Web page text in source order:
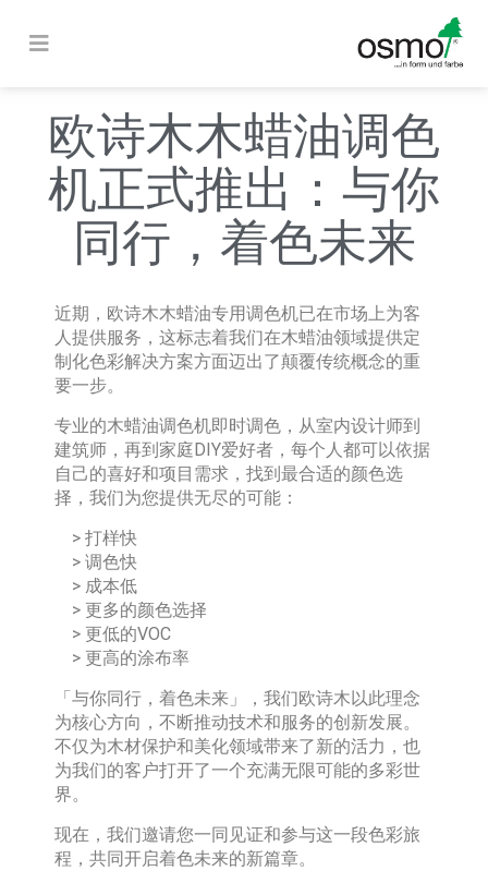
欧诗木木蜡油调色
机正式推出：与你
同行，着色未来
近期，欧诗木木蜡油专用调色机已在市场上为客
人提供服务，这标志着我们在木蜡油领域提供定
制化色彩解决方案方面迈出了颠覆传统概念的重
要一步。
专业的木蜡油调色机即时调色，从室内设计师到
建筑师，再到家庭DIY爱好者，每个人都可以依据
自己的喜好和项目需求，找到最合适的颜色选
择，我们为您提供无尽的可能：
> 打样快
> 调色快
> 成本低
> 更多的颜色选择
> 更低的VOC
> 更高的涂布率
「与你同行，着色未来」，我们欧诗木以此理念
为核心方向，不断推动技术和服务的创新发展。
不仅为木材保护和美化领域带来了新的活力，也
为我们的客户打开了一个充满无限可能的多彩世
界。
现在，我们邀请您一同见证和参与这一段色彩旅
程，共同开启着色未来的新篇章。